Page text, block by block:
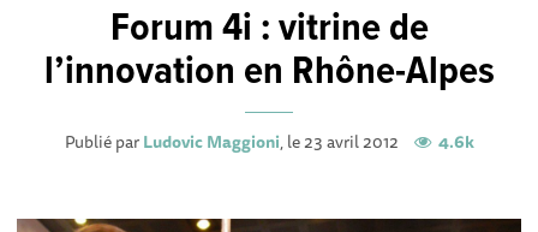
Forum 4i : vitrine de
l’innovation en Rhône-Alpes
Publié parLudovic Maggioni, le 23 avril 2012 4.6k